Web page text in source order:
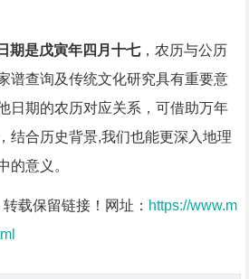
期是戊寅年四月十七，农历与公历
谱查询及传统文化研究具有重要意
日期的农历对应关系，可借助万年
结合历史背景,我们也能更深入地理
的意义。
载保留链接！网址： https://www.m